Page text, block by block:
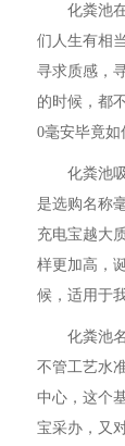
化粪池
们人生有相
寻求质感，
的时候，都
0毫安毕竟如
化粪池
是选购名称
充电宝越大
样更加高，
候，适用于
化粪池
不管工艺水
中心，这个
宝采办，又